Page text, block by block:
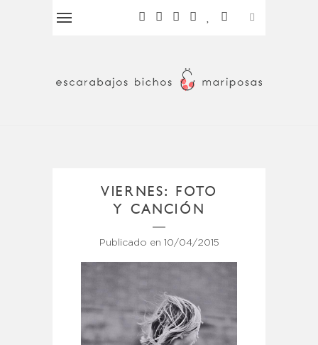
VIERNES: FOTO
Y CANCIÓN
Publicado en 10/04/2015